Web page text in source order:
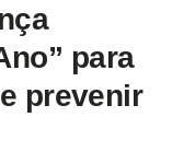
para
prevenir